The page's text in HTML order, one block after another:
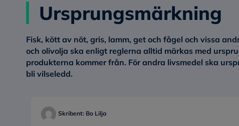
Ursprungsmärkning
Fisk, kött av nöt, gris, lamm, get och fågel och vissa
och olivolja ska enligt reglerna alltid märkas med
produkterna kommer från. För andra livsmedel ska
bli vilseledd.
Skribent: Bo Lilja